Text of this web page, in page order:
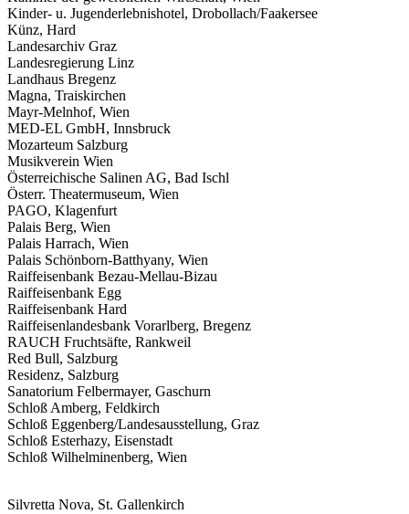
Kinder- u. Jugenderlebnishotel, Drobollach/Faakersee
Künz, Hard
Landesarchiv Graz
Landesregierung Linz
Landhaus Bregenz
Magna, Traiskirchen
Mayr-Melnhof, Wien
MED-EL GmbH, Innsbruck
Mozarteum Salzburg
Musikverein Wien
Österreichische Salinen AG, Bad Ischl
Österr. Theatermuseum, Wien
PAGO, Klagenfurt
Palais Berg, Wien
Palais Harrach, Wien
Palais Schönborn-Batthyany, Wien
Raiffeisenbank Bezau-Mellau-Bizau
Raiffeisenbank Egg
Raiffeisenbank Hard
Raiffeisenlandesbank Vorarlberg, Bregenz
RAUCH Fruchtsäfte, Rankweil
Red Bull, Salzburg
Residenz, Salzburg
Sanatorium Felbermayer, Gaschurn
Schloß Amberg, Feldkirch
Schloß Eggenberg/Landesausstellung, Graz
Schloß Esterhazy, Eisenstadt
Schloß Wilhelminenberg, Wien
Silvretta Nova, St. Gallenkirch